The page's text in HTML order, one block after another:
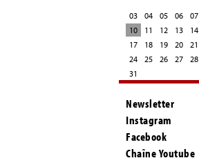
03
04 05 06 07
10
11 12 13 14
17
18 19 20 21
24
25 26 27 28
31
Newsletter
Instagram
Facebook
Chaîne Youtube